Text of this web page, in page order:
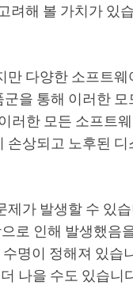
려해 볼 가치가 있
만 다양한 소프트웨
을 통해 이러한 모
러한 모든 소프트
손상되고 노후된 디
가 발생할 수 있습
로 인해 발생했음
명이 정해져 있습
나을 수도 있습니